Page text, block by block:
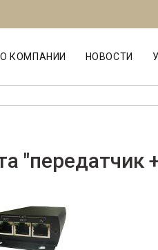
О КОМПАНИИ НОВОСТИ